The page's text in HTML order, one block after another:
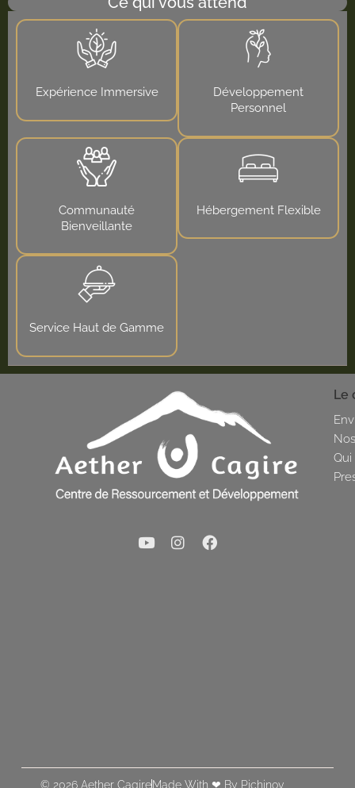
Expérience Immersive
Développement
Personnel
Communauté
Bienveillante
Hébergement Flexible
Service Haut de Gamme
Le
© 2026 Aether Cagire Made With ❤ By Pichinov